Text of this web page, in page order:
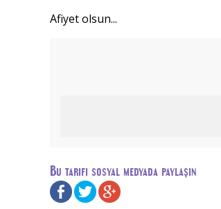
Afiyet olsun...
Bu tarifi sosyal medyada paylaşın